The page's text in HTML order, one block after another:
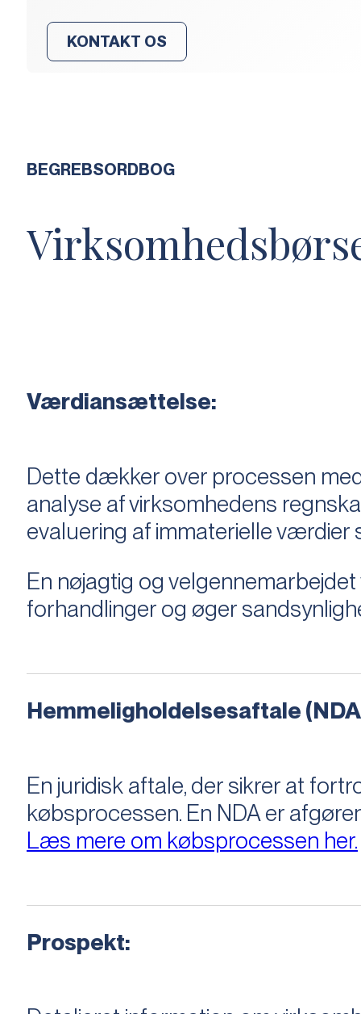
KONTAKT OS
BEGREBSORDBOG
Værdiansættelse:
Dette dækker over processen
analyse af virksomhedens
evaluering af immaterielle
En nøjagtig og
forhandlinger og øger
Hemmeligholdelsesaftale
En juridisk aftale, der sikrer at
købsprocessen​​. En NDA er
Læs mere om købsprocessen her.
Prospekt: